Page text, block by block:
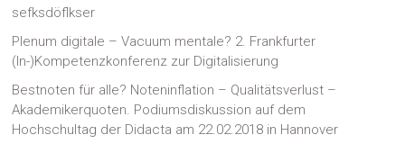
sefksdöflkser
Plenum digitale – Vacuum mentale? 2. Frankfurter
(In-)Kompetenzkonferenz zur Digitalisierung
Bestnoten für alle? Noteninflation – Qualitätsverlust –
Akademikerquoten. Podiumsdiskussion auf dem
Hochschultag der Didacta am 22.02.2018 in Hannover